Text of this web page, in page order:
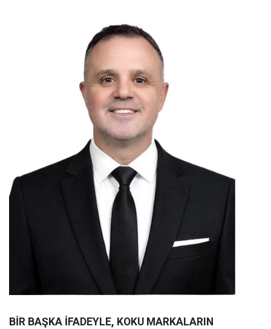
BİR BAŞKA İFADEYLE, KOKU MARKALARIN